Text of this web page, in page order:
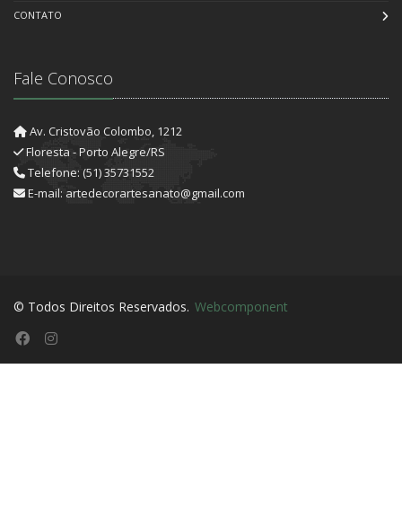
CONTATO
Fale Conosco
Av. Cristovão Colombo, 1212
Floresta - Porto Alegre/RS
Telefone: (51) 35731552
E-mail: artedecorartesanato@gmail.com
© Todos Direitos Reservados. Webcomponent